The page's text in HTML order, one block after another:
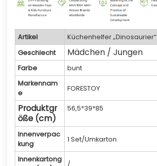
Artikel
Küchenhelfer „Dinosaurier“
Geschlecht
Mädchen / Jungen
Farbe
bunt
Markennam
e
FORESTOY
Produktgr
öße (cm)
56,5*39*85
Innenverpac
kung
1 Set/Umkarton
Innenkartong
/